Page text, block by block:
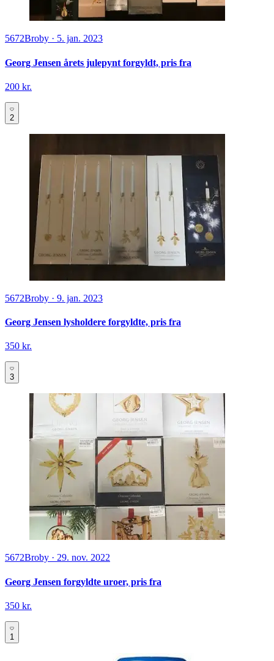
5672Broby · 5. jan. 2023
Georg Jensen årets julepynt forgyldt, pris fra
200 kr.
2
5672Broby · 9. jan. 2023
Georg Jensen lysholdere forgyldte, pris fra
350 kr.
3
5672Broby · 29. nov. 2022
Georg Jensen forgyldte uroer, pris fra
350 kr.
1